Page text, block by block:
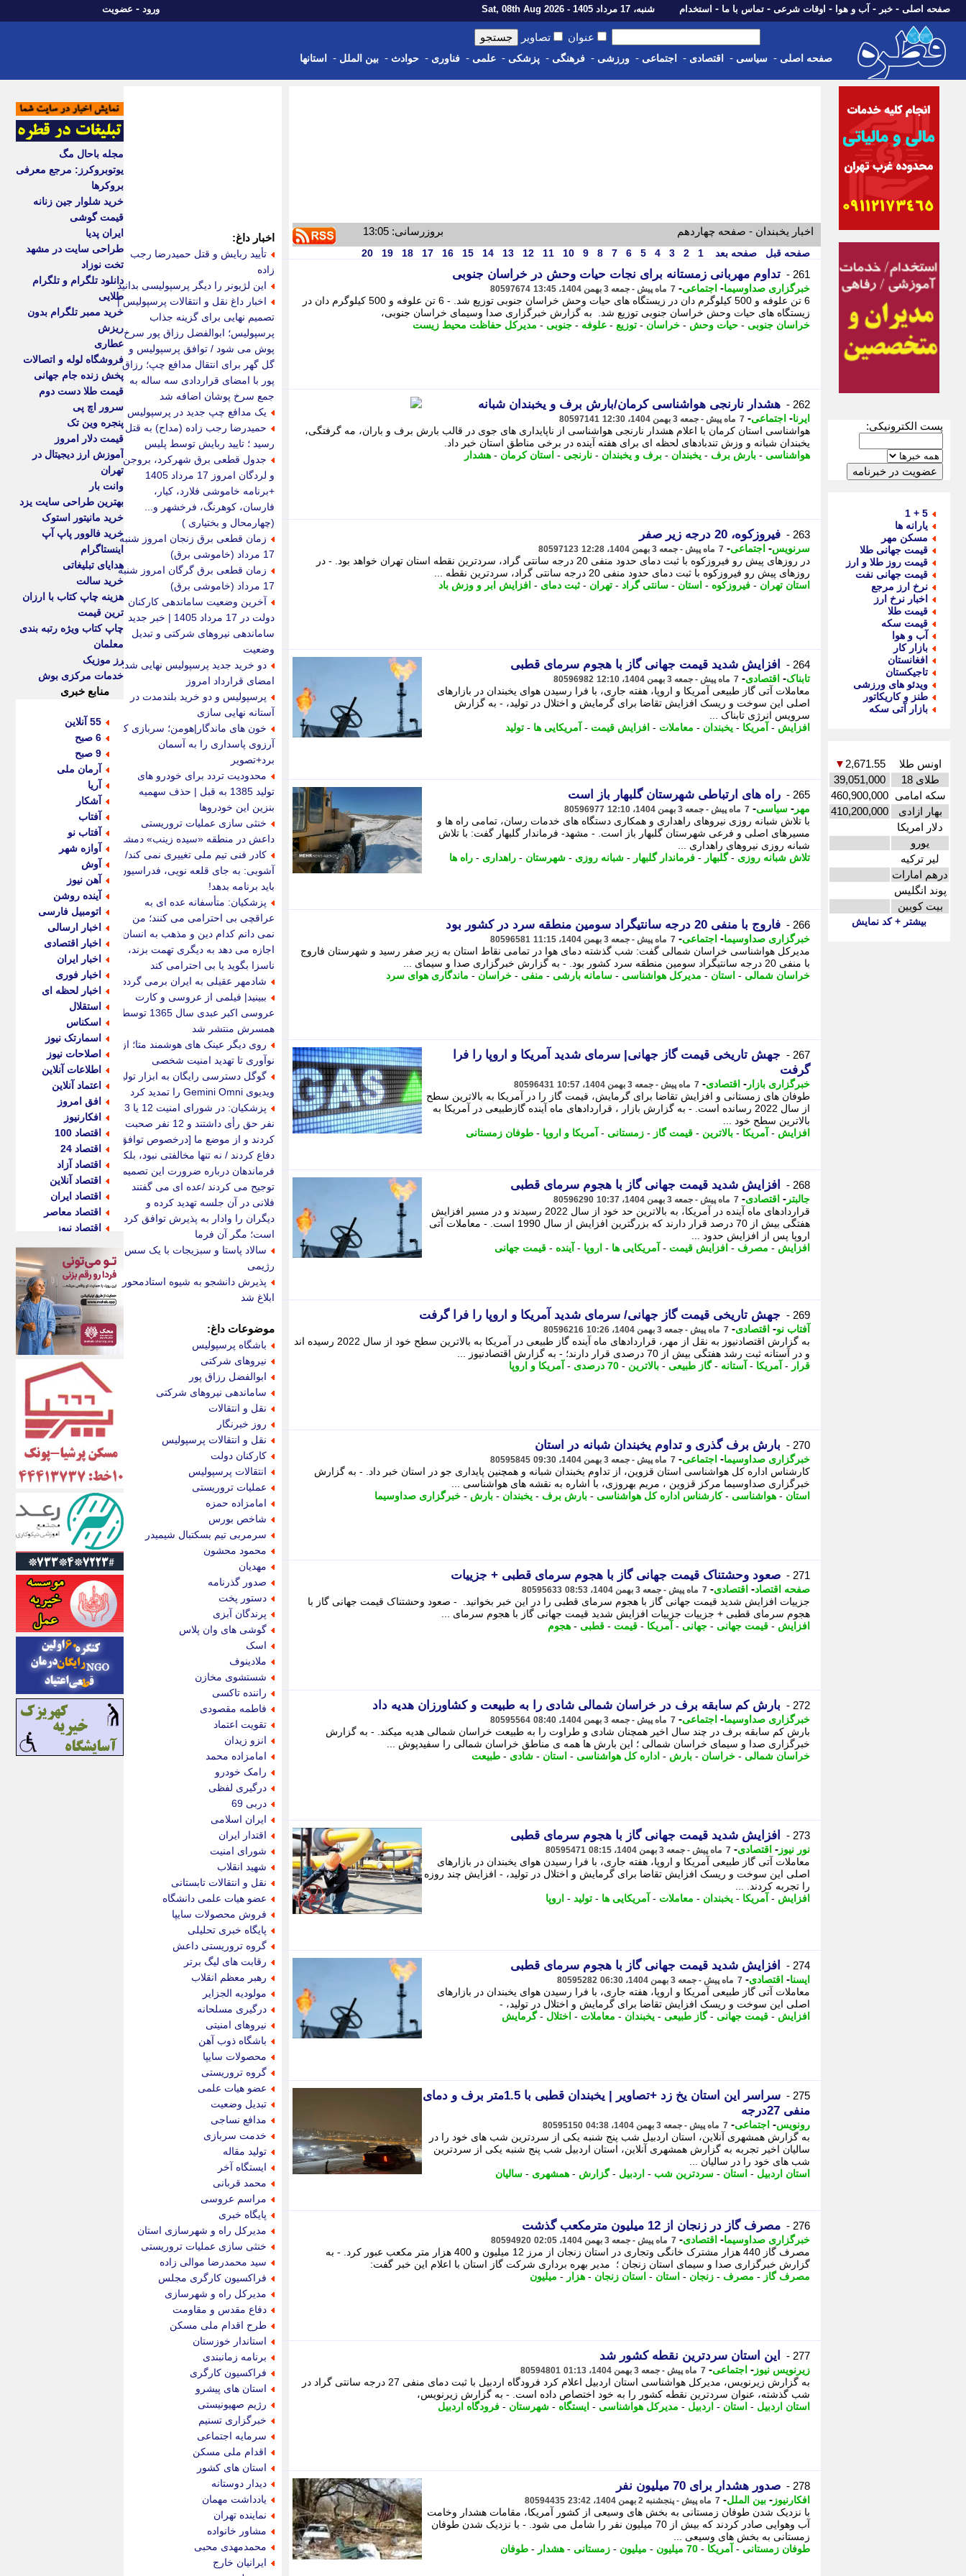
صفحه اصلی - خبر - آب و هوا - اوقات شرعی - تماس با ما - استخدام شنبه، 17 مرداد 1405 - Sat, 08th Aug 2026 ورود - عضویت
عنوان تصاویر
صفحه اصلی - سیاسی - اقتصادی - اجتماعی - ورزشی - فرهنگی - پزشکی - علمی - فناوری - حوادث - بین الملل - استانها
پست الکترونیکی:
5 + 1
یارانه ها
مسکن مهر
قیمت جهانی طلا
قیمت روز طلا و ارز
قیمت جهانی نفت
نرخ ارز مرجع
اخبار نرخ ارز
قیمت طلا
قیمت سکه
آب و هوا
بازار کار
افغانستان
تاجیکستان
ویدئو های ورزشی
طنز و کاریکاتور
بازار آتی سکه
اونس طلا 2,671.55
▼
طلای 18
39,051,000
سکه امامی 460,900,000
بهار ازادی
410,200,000
دلار امریکا
یورو
لیر ترکیه
درهم امارات
پوند انگلیس
بیت کویین
بیشتر + کد نمایش
اخبار یخبندان - صفحه چهاردهم بروزرسانی: 13:05
صفحه قبل صفحه بعد 1
2
3
4
5
6
7
8
9
10
11
12
13
14
15
16
17
18
19
20
261 - تداوم مهربانی زمستانه برای نجات حیات وحش در خراسان جنوبی
خبرگزاری صداوسیما- اجتماعی- 7 ماه پیش - جمعه 3 بهمن 1404، 13:45 80597674
6 تن علوفه و 500 کیلوگرم دان در زیستگاه های حیات وحش خراسان جنوبی توزیع شد. - 6 تن علوفه و 500 کیلوگرم دان در
زیستگاه های حیات وحش خراسان جنوبی توزیع شد. به گزارش خبرگزاری صدا وسیمای خراسان جنوبی،
خراسان جنوبی - حیات وحش - خراسان - توزیع - علوفه - جنوبی - مدیرکل حفاظت محیط زیست
262 - هشدار نارنجی هواشناسی کرمان/بارش برف و یخبندان شبانه
ایرنا- اجتماعی- 7 ماه پیش - جمعه 3 بهمن 1404، 12:30 80597141
هواشناسی استان کرمان با اعلام هشدار نارنجی هواشناسی از ناپایداری های جوی در قالب بارش برف و باران، مه گرفتگی،
یخبندان شبانه و وزش تندبادهای لحظه ای برای هفته آینده در برخی مناطق استان خبر داد.
هواشناسی - بارش برف - یخبندان - برف و یخبندان - نارنجی - استان کرمان - هشدار
263 - فیروزکوه، 20 درجه زیر صفر
سرنویس- اجتماعی- 7 ماه پیش - جمعه 3 بهمن 1404، 12:28 80597123
در روزهای پیش رو فیروزکوه با ثبت دمای حدود منفی 20 درجه سانتی گراد، سردترین نقطه استان تهران خواهد بود. - در
روزهای پیش رو فیروزکوه با ثبت دمای حدود منفی 20 درجه سانتی گراد، سردترین نقطه ...
استان تهران - فیروزکوه - استان - سانتی گراد - تهران - ثبت دمای - افزایش ابر و وزش باد
264 - افزایش شدید قیمت جهانی گاز با هجوم سرمای قطبی
تابناک- اقتصادی- 7 ماه پیش - جمعه 3 بهمن 1404، 12:10 80596982
معاملات آتی گاز طبیعی آمریکا و اروپا، هفته جاری، با فرا رسیدن هوای یخبندان در بازارهای
اصلی این سوخت و ریسک افزایش تقاضا برای گرمایش و اختلال در تولید، - به گزارش
سرویس انرژی تابناک ...
افزایش - آمریکا - یخبندان - معاملات - افزایش قیمت - آمریکایی ها - تولید
265 - راه های ارتباطی شهرستان گلبهار باز است
مهر - سیاسی- 7 ماه پیش - جمعه 3 بهمن 1404، 12:10 80596977
با تلاش شبانه روزی نیروهای راهداری و همکاری دستگاه های خدمات رسان، تمامی راه ها و
مسیرهای اصلی و فرعی شهرستان گلبهار باز است. - مشهد- فرماندار گلبهار گفت: با تلاش
شبانه روزی نیروهای راهداری ...
تلاش شبانه روزی -گلبهار - فرماندار گلبهار - شبانه روزی - شهرستان - راهداری - راه ها
266 - فاروج با منفی 20 درجه سانتیگراد سومین منطقه سرد در کشور بود
خبرگزاری صداوسیما- اجتماعی- 7 ماه پیش - جمعه 3 بهمن 1404، 11:15 80596581
مدیرکل هواشناسی خراسان شمالی گفت: شب گذشته دمای هوا در تمامی نقاط استان به زیر صفر رسید و شهرستان فاروج
با منفی 20 درجه سانتیگراد سومین منطقه سرد کشور بود. - به گزارش خبرگزاری صدا و سیمای ...
خراسان شمالی - استان - مدیرکل هواشناسی - سامانه بارشی - منفی - خراسان - ماندگاری هوای سرد
267 -
جهش تاریخی قیمت گاز جهانی| سرمای شدید آمریکا و اروپا را فرا
گرفت
خبرگزاری بازار - اقتصادی- 7 ماه پیش - جمعه 3 بهمن 1404، 10:57 80596431
طوفان های زمستانی و افزایش تقاضا برای گرمایش، قیمت گاز را در آمریکا به بالاترین سطح
از سال 2022 رسانده است. - به گزارش بازار ، قراردادهای ماه آینده گازطبیعی در آمریکا به
بالاترین سطح خود ...
افزایش - آمریکا - بالاترین - قیمت گاز - زمستانی - آمریکا و اروپا - طوفان زمستانی
268 - افزایش شدید قیمت جهانی گاز با هجوم سرمای قطبی
جالبتر - اقتصادی- 7 ماه پیش - جمعه 3 بهمن 1404، 10:37 80596290
قراردادهای ماه آینده در آمریکا، به بالاترین حد خود از سال 2022 رسیدند و در مسیر افزایش
هفتگی بیش از 70 درصد قرار دارند که بزرگترین افزایش از سال 1990 است. - معاملات آتی
اروپا پس از افزایش حدود ...
افزایش - مصرف - افزایش قیمت - آمریکایی ها - اروپا - آینده - قیمت جهانی
269 - جهش تاریخی قیمت گاز جهانی/ سرمای شدید آمریکا و اروپا را فرا گرفت
آفتاب نو- اقتصادی- 7 ماه پیش - جمعه 3 بهمن 1404، 10:26 80596216
به گزارش اقتصادنیوز به نقل از مهر، قراردادهای ماه آینده گاز طبیعی در آمریکا به بالاترین سطح خود از سال 2022 رسیده اند
و در آستانه ثبت رشد هفتگی بیش از 70 درصدی قرار دارند؛ - به گزارش اقتصادنیوز ...
قرار - آمریکا - آستانه -گاز طبیعی - بالاترین - 70 درصدی - آمریکا و اروپا
270 - بارش برف گذری و تداوم یخبندان شبانه در استان
خبرگزاری صداوسیما- اجتماعی- 7 ماه پیش - جمعه 3 بهمن 1404، 09:30 80595845
کارشناس اداره کل هواشناسی استان قزوین، از تداوم یخبندان شبانه و همچنین پایداری جو در استان خبر داد. - به گزارش
خبرگزاری صداوسیما مرکز قزوین ، مریم بهروزی، با اشاره به نقشه های هواشناسی ...
استان - هواشناسی -کارشناس اداره کل هواشناسی - بارش برف - یخبندان - بارش - خبرگزاری صداوسیما
271 - صعود وحشتناک قیمت جهانی گاز با هجوم سرمای قطبی + جزییات
صفحه اقتصاد- اقتصادی- 7 ماه پیش - جمعه 3 بهمن 1404، 08:53 80595633
جزییات افزایش شدید قیمت جهانی گاز با هجوم سرمای قطبی را در این خبر بخوانید. - صعود وحشتناک قیمت جهانی گاز با
هجوم سرمای قطبی + جزییات جزییات افزایش شدید قیمت جهانی گاز با هجوم سرمای ...
افزایش - قیمت جهانی - جهانی - آمریکا - قیمت - قطبی - هجوم
272 - بارش کم سابقه برف در خراسان شمالی شادی را به طبیعت و کشاورزان هدیه داد
خبرگزاری صداوسیما- اجتماعی- 7 ماه پیش - جمعه 3 بهمن 1404، 08:40 80595564
بارش کم سابقه برف در چند سال اخیر همچنان شادی و طراوت را به طبیعت خراسان شمالی هدیه میکند. - به گزارش
خبرگزاری صدا و سیمای خراسان شمالی ؛ این بارش ها همه ی مناطق خراسان شمالی را سفیدپوش ...
خراسان شمالی - خراسان - بارش - اداره کل هواشناسی - استان - شادی - طبیعت
273 - افزایش شدید قیمت جهانی گاز با هجوم سرمای قطبی
نور نیوز - اقتصادی- 7 ماه پیش - جمعه 3 بهمن 1404، 08:15 80595471
معاملات آتی گاز طبیعی آمریکا و اروپا، هفته جاری، با فرا رسیدن هوای یخبندان در بازارهای
اصلی این سوخت و ریسک افزایش تقاضا برای گرمایش و اختلال در تولید، - افزایش چند روزه
را تجربه کردند. ...
افزایش - آمریکا - یخبندان - معاملات - آمریکایی ها - تولید - اروپا
274 - افزایش شدید قیمت جهانی گاز با هجوم سرمای قطبی
ایسنا- اقتصادی- 7 ماه پیش - جمعه 3 بهمن 1404، 06:30 80595282
معاملات آتی گاز طبیعی آمریکا و اروپا، هفته جاری، با فرا رسیدن هوای یخبندان در بازارهای
اصلی این سوخت و ریسک افزایش تقاضا برای گرمایش و اختلال در تولید، -
افزایش - قیمت جهانی -گاز طبیعی - یخبندان - معاملات - اختلال -گرمایش
275 -
سراسر این استان یخ زد +تصاویر | یخبندان قطبی با 1.5متر برف و دمای
منفی 27درجه
رونویس- اجتماعی- 7 ماه پیش - جمعه 3 بهمن 1404، 04:38 80595150
به گزارش همشهری آنلاین، استان اردبیل شب پنج شنبه یکی از سردترین شب های خود را در
سالیان اخیر تجربه به گزارش همشهری آنلاین، استان اردبیل شب پنج شنبه یکی از سردترین
شب های خود را در سالیان ...
استان اردبیل - استان - سردترین شب - اردبیل -گزارش - همشهری - سالیان
276 - مصرف گاز در زنجان از 12 میلیون مترمکعب گذشت
خبرگزاری صداوسیما- اقتصادی- 7 ماه پیش - جمعه 3 بهمن 1404، 02:05 80594920
مصرف گاز 440 هزار مشترک خانگی وتجاری در استان زنجان از مرز 12 میلیون و 400 هزار متر مکعب عبور کرد. - به
گزارش خبرگزاری صدا و سیمای استان زنجان ؛ مدیر بهره برداری شرکت گاز استان با اعلام این خبر گفت:
مصرف گاز - مصرف - زنجان - استان - استان زنجان - هزار - میلیون
277 - این استان سردترین نقطه کشور شد
زیرنویس نیوز - اجتماعی- 7 ماه پیش - جمعه 3 بهمن 1404، 01:13 80594801
به گزارش زیرنویس، مدیرکل هواشناسی استان اردبیل اعلام کرد فرودگاه اردبیل با ثبت دمای منفی 27 درجه سانتی گراد در
شب گذشته، عنوان سردترین نقطه کشور را به خود اختصاص داده است. - به گزارش زیرنویس،
استان اردبیل - استان - اردبیل - مدیرکل هواشناسی - ایستگاه - شهرستان - فرودگاه اردبیل
278 - صدور هشدار برای 70 میلیون نفر
افکارنیوز - بین الملل- 7 ماه پیش - پنجشنبه 2 بهمن 1404، 23:42 80594435
با نزدیک شدن طوفان زمستانی به بخش های وسیعی از کشور آمریکا، مقامات هشدار وخامت
آب وهوایی صادر کردند که بیش از 70 میلیون نفر را شامل می شود. - با نزدیک شدن طوفان
زمستانی به بخش های وسیعی ...
طوفان زمستانی - آمریکا - 70 میلیون - میلیون - زمستانی - هشدار - طوفان
اخبار داغ:
تأیید ربایش و قتل حمیدرضا رجب
زاده
این لژیونر را دیگر پرسپولیسی بدانید
اخبار داغ نقل و انتقالات پرسپولیس |
تصمیم نهایی برای گزینه جذاب
پرسپولیس؛ ابوالفضل رزاق پور سرخ
پوش می شود / توافق پرسپولیس و
گل گهر برای انتقال مدافع چپ؛ رزاق
پور با امضای قراردادی سه ساله به
جمع سرخ پوشان اضافه شد
یک مدافع چپ جدید در پرسپولیس
حمیدرضا رجب زاده (مداح) به قتل
رسید ؛ تایید ربایش توسط پلیس
جدول قطعی برق شهرکرد، بروجن
و لردگان امروز 17 مرداد 1405
+برنامه خاموشی فلارد، کیار،
فارسان، کوهرنگ، فرخشهر و...
(چهارمحال و بختیاری )
زمان قطعی برق زنجان امروز شنبه
17 مرداد (خاموشی برق)
زمان قطعی برق گرگان امروز شنبه
17 مرداد (خاموشی برق)
آخرین وضعیت ساماندهی کارکنان
دولت در 17 مرداد 1405 | خبر جدید
ساماندهی نیروهای شرکتی و تبدیل
وضعیت
دو خرید جدید پرسپولیس نهایی شد؛
امضای قرارداد امروز
پرسپولیس و دو خرید بلندمدت در
آستانه نهایی سازی
خون های ماندگار|هومن؛ سربازی که
آرزوی پاسداری را به آسمان
برد+تصویر
محدودیت تردد برای خودرو های
تولید 1385 به قبل | حذف سهمیه
بنزین این خودروها
خنثی سازی عملیات تروریستی
داعش در منطقه «سیده زینب» دمشق
کادر فنی تیم ملی تغییری نمی کند/
آشوبی: به جای قلعه نویی، فدراسیون
باید برنامه بدهد!
پزشکیان: متأسفانه عده ای به
عراقچی بی احترامی می کنند؛ من
نمی دانم کدام دین و مذهب به انسان
اجازه می دهد به دیگری تهمت بزند،
ناسزا بگوید یا بی احترامی کند
شادمهر عقیلی به ایران برمی گردد؟
ببینید| فیلمی از عروسی و کارت
عروسی اکبر عبدی سال 1365 توسط
همسرش منتشر شد
روی دیگر عینک های هوشمند متا؛ از
نوآوری تا تهدید امنیت شخصی
گوگل دسترسی رایگان به ابزار تولید
ویدیوی Gemini Omni را تمدید کرد
پزشکیان: در شورای امنیت 12 یا 13
نفر حق رأی داشتند و 12 نفر صحبت
کردند و از موضع ما [درخصوص توافق]
دفاع کردند / نه تنها مخالفتی نبود، بلکه
فرماندهان درباره ضرورت این تصمیم
توجیح می کردند /عده ای می گفتند
فلانی در آن جلسه تهدید کرده و
دیگران را وادار به پذیرش توافق کرده
است؛ مگر آن فرما
سالاد پاستا و سبزیجات با یک سس
رژیمی
پذیرش دانشجو به شیوه استادمحور
ابلاغ شد
موضوعات داغ:
باشگاه پرسپولیس
نیروهای شرکتی
ابوالفضل رزاق پور
ساماندهی نیروهای شرکتی
نقل و انتقالات
روز خبرنگار
نقل و انتقالات پرسپولیس
کارکنان دولت
انتقالات پرسپولیس
عملیات تروریستی
امامزاده حمزه
شاخص بورس
سرمربی تیم بسکتبال شیمیدر
محمود محشون
مهدیان
صدور گذرنامه
دستور پخت
پرندگان آبزی
گوشی های وان پلاس
اسک
ملادینوف
شستشوی مخازن
راننده تاکسی
فاطمه مقصودی
تقویت اعتماد
انزو زیدان
امامزاده محمد
رامک خودرو
درگیری لفظی
دربی 69
ایران اسلامی
اقتدار ایران
شورای امنیت
شهید انقلاب
نقل و انتقالات تابستانی
عضو هیات علمی دانشگاه
فروش محصولات سایپا
پایگاه خبری تحلیلی
گروه تروریستی داعش
رقابت های لیگ برتر
رهبر معظم انقلاب
مولودیه الجزایر
درگیری مسلحانه
نیروهای امنیتی
باشگاه ذوب آهن
محصولات سایپا
گروه تروریستی
عضو هیات علمی
تبدیل وضعیت
مدافع نساجی
خدمت سربازی
تولید مقاله
ایستگاه آخر
محمد قربانی
مراسم عروسی
پایگاه خبری
مدیرکل راه و شهرسازی استان
خنثی سازی عملیات تروریستی
سید محمدرضا موالی زاده
فراکسیون کارگری مجلس
مدیرکل راه و شهرسازی
دفاع مقدس و مقاومت
طرح اقدام ملی مسکن
استاندار خوزستان
برنامه زمانبندی
فراکسیون کارگری
استان های پیشرو
رژیم صهیونیستی
خبرگزاری تسنیم
سرمایه اجتماعی
اقدام ملی مسکن
استان های کشور
دیدار دوستانه
یادداشت مهمان
نماینده تهران
مشاور خانواده
محمدمهدی محبی
ایرانیان خارج
مجله باحال مگ
یوتوبروکرز: مرجع معرفی
بروکرها
خرید شلوار جین زنانه
قیمت گوشی
ایران پدیا
طراحی سایت در مشهد
تخت نوزاد
دانلود تلگرام و تلگرام
طلایی
خرید ممبر تلگرام بدون
ریزش
عطاری
فروشگاه لوله و اتصالات
پخش زنده جام جهانی
قیمت طلا دست دوم
سرور اچ پی
پنجره وین تک
قیمت دلار امروز
آموزش ارز دیجیتال در
تهران
وانت بار
بهترین طراحی سایت یزد
خرید مانیتور استوک
خرید فالوور پاپ آپ
اینستاگرام
هدایای تبلیغاتی
خرید سالت
هزینه چاپ کتاب با ارزان
ترین قیمت
چاپ کتاب ویژه رتبه بندی
معلمان
رز موزیک
خدمات مرکزی بوش
منابع خبری
55 آنلاین
6 صبح
9 صبح
آرمان ملی
آریا
آشکار
آفتاب
آفتاب نو
آوازه شهر
آوش
آهن نیوز
آینده روشن
اتومبیل فارسی
اخبار ارسالی
اخبار اقتصادی
اخبار ایران
اخبار فوری
اخبار لحظه ای
استقلال
اسکناس
اسمارتک نیوز
اصلاحات نیوز
اطلاعات آنلاین
اعتماد آنلاین
افق امروز
افکارنیوز
اقتصاد 100
اقتصاد 24
اقتصاد آزاد
اقتصاد آنلاین
اقتصاد ایران
اقتصاد معاصر
اقتصاد نیوز
اکوفارس
اکونگار
اکونیوز
الف
انتشار آنلاین
اندیشه قرن
اندیشه معاصر
اندیشه ها
انرژی پرس
ای استخدام
ایتنا
ایراف
ایران آرت
ایران آنلاین
ایران زندگی
ایران فوری
ایرانی روز
ایرانیتال
ایرنا
ایسکانیوز
ایسنا
ایکنا
ایلنا
اینتیتر
ایونا نیوز
بازتاب آنلاین
باشگاه خبرنگاران
باغستان نیوز
بامبوک
ببین و بخون
بدینسان
بنکر